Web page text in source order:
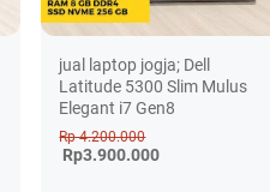
jual laptop jogja; Dell
Latitude 5300 Slim Mulus
Elegant i7 Gen8
Rp 4.200.000
Rp3.900.000